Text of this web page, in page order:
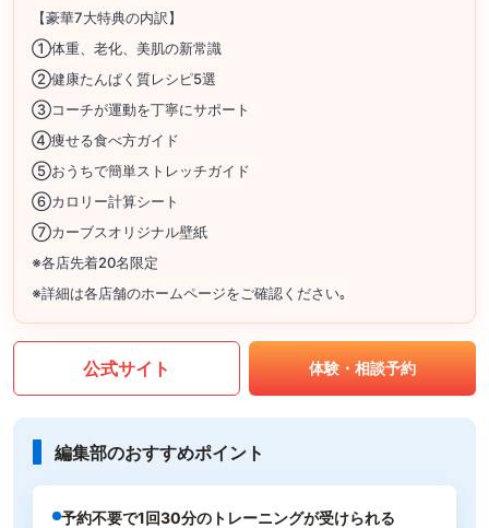
【豪華7大特典の内訳】
①体重、老化、美肌の新常識
②健康たんぱく質レシピ5選
③コーチが運動を丁寧にサポート
④痩せる食べ方ガイド
⑤おうちで簡単ストレッチガイド
⑥カロリー計算シート
⑦カーブスオリジナル壁紙
※各店先着20名限定
※詳細は各店舗のホームページをご確認ください｡
公式サイト 体験・相談予約
編集部のおすすめポイント
予約不要で1回30分のトレーニングが受けられる